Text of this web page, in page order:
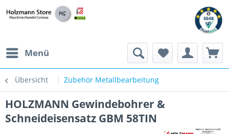
Menü
Übersicht Zubehör Metallbearbeitung
HOLZMANN Gewindebohrer &
Schneideisensatz GBM 58TIN